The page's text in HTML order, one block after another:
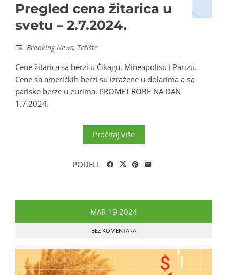
Pregled cena žitarica u
svetu – 2.7.2024.
Breaking News, Tržište
Cene žitarica sa berzi u Čikagu, Mineapolisu i Parizu.
Cene sa američkih berzi su izražene u dolarima a sa
pariske berze u eurima. PROMET ROBE NA DAN
1.7.2024.
Pročitaj više
PODELI
MAR 19 2024
BEZ KOMENTARA